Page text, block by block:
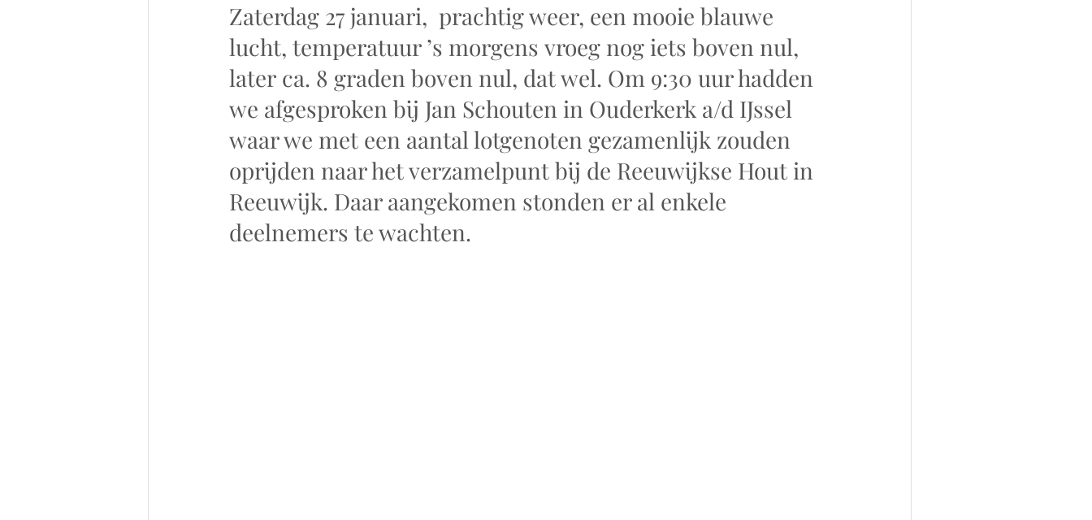
Zaterdag 27 januari,  prachtig weer, een mooie blauwe
lucht, temperatuur ’s morgens vroeg nog iets boven nul,
later ca. 8 graden boven nul, dat wel. Om 9:30 uur hadden
we afgesproken bij Jan Schouten in Ouderkerk a/d IJssel
waar we met een aantal lotgenoten gezamenlijk zouden
oprijden naar het verzamelpunt bij de Reeuwijkse Hout in
Reeuwijk. Daar aangekomen stonden er al enkele
deelnemers te wachten.